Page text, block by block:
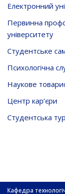
Електронний
Первинна
університету
Студентське
Психологічна
Наукове
Центр кар’єри
Студентська
Кафедра